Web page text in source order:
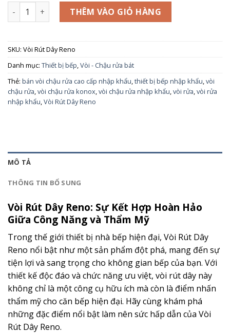
Vòi Rút Dây Reno số lượngTHÊM VÀO GIỎ HÀNG
SKU: Vòi Rút Dây Reno
Danh mục: Thiết bị bếp,Vòi - Chậu rửa bát
Thẻ: bán vòi chậu rửa cao cấp nhập khẩu,thiết bị bếp nhập khẩu,vòi
chậu rửa,vòi chậu rửa konox,vòi chậu rửa nhập khẩu,vòi rửa,vòi rửa
nhập khẩu,Vòi Rút Dây Reno
MÔ TẢ
THÔNG TIN BỔ SUNG
Vòi Rút Dây Reno: Sự Kết Hợp Hoàn Hảo
Giữa Công Năng và Thẩm Mỹ
Trong thế giới thiết bị nhà bếp hiện đại, Vòi Rút Dây
Reno nổi bật như một sản phẩm đột phá, mang đến sự
tiện lợi và sang trọng cho không gian bếp của bạn. Với
thiết kế độc đáo và chức năng ưu việt, vòi rút dây này
không chỉ là một công cụ hữu ích mà còn là điểm nhấn
thẩm mỹ cho căn bếp hiện đại. Hãy cùng khám phá
những đặc điểm nổi bật làm nên sức hấp dẫn của Vòi
Rút Dây Reno.